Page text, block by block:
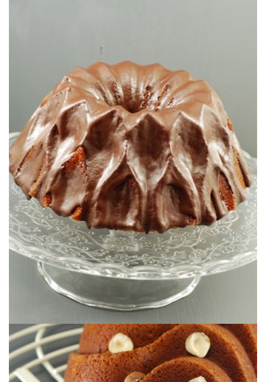
BUNDT CAKE DE VINO CALIENTE
ESPECIADO
Ideal para celebraciones de otoño & invierno.